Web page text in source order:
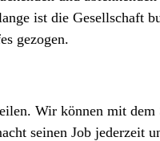
ist die Gesellschaft
gezogen.
Wir können mit dem
seinen Job jederzeit